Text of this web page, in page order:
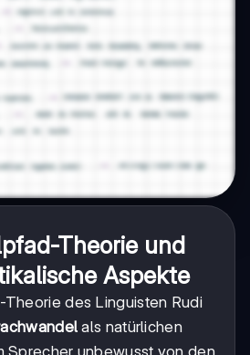
Theorie und
Aspekte
des Linguisten Rudi
als natürlichen
Sprecher unbewusst von den